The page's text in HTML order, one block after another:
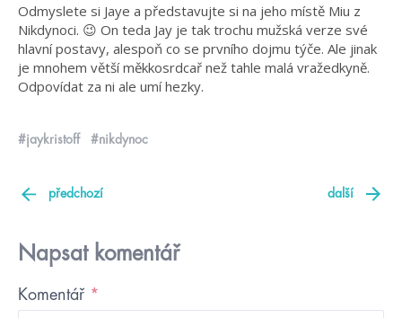
Odmyslete si Jaye a představujte si na jeho místě Miu z
Nikdynoci. 😉 On teda Jay je tak trochu mužská verze své
hlavní postavy, alespoň co se prvního dojmu týče. Ale jinak
je mnohem větší měkkosrdcař než tahle malá vražedkyně.
Odpovídat za ni ale umí hezky.
#jaykristoff #nikdynoc
předchozí další
Napsat komentář
Komentář *